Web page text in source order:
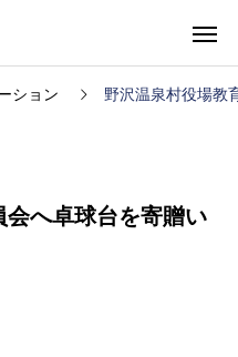
ション 野沢温泉村役場教
へ卓球台を寄贈い